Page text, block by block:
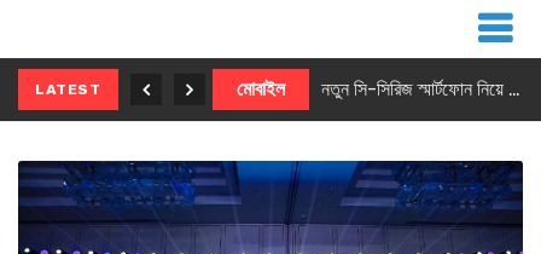
LATEST মোবাইল নতুন সি-সিরিজ স্মার্টফোন নিয়ে আসছে রিয়েলমি